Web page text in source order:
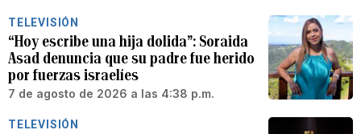
TELEVISIÓN
“Hoy escribe una hija dolida”: Soraida
Asad denuncia que su padre fue herido
por fuerzas israelíes
7 de agosto de 2026 a las 4:38 p.m.
TELEVISIÓN